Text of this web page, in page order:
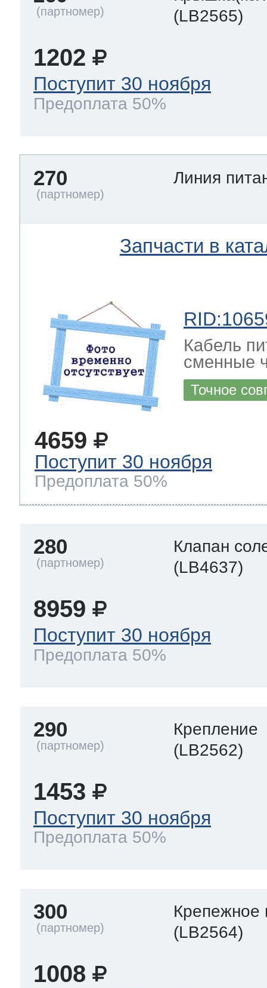
(LB2565)
1202
Поступит 30 ноября
Предоплата 50%
270 Линия
Запчасти в
Кабель
сменные
Точное
4659
Поступит 30 ноября
Предоплата 50%
280
Клапан
(LB4637)
8959
Поступит 30 ноября
Предоплата 50%
290
Крепление
(LB2562)
1453
Поступит 30 ноября
Предоплата 50%
300
Крепежное
(LB2564)
1008